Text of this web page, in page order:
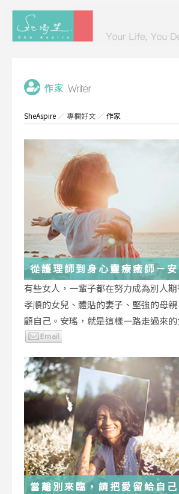
SheAspire ／專欄好文 ／作家
從護理師到身心靈療癒師－
低谷，都能成為重生的起點
有些女人，一輩子都在努力成為別人
孝順的女兒、體貼的妻子、堅強的母
顧自己。安瑤，就是這樣一路走過來的
當離別來臨，請把愛留給自己